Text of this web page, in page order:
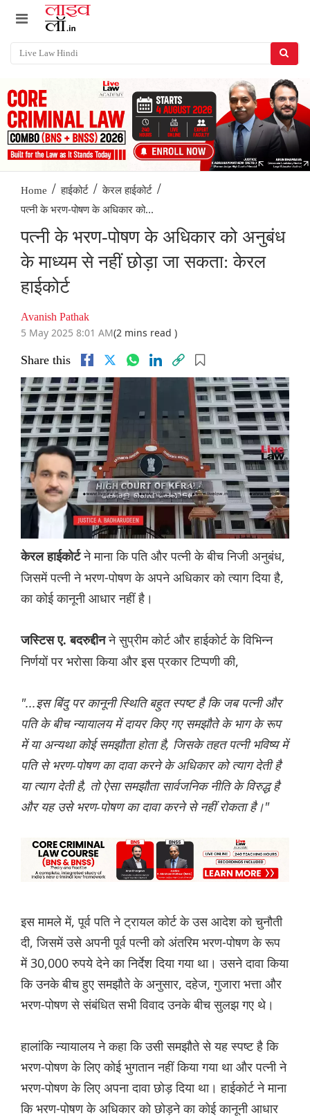
Home / हाईकोर्ट / केरल हाईकोर्ट /
पत्नी के भरण-पोषण के अधिकार को...
पत्नी के भरण-पोषण के अधिकार को अनुबंध
के माध्यम से नहीं छोड़ा जा सकता: केरल
हाईकोर्ट
Avanish Pathak
5 May 2025 8:01 AM(2 mins read )
Share this
केरल हाईकोर्टने माना कि पति और पत्नी के बीच निजी अनुबंध,
जिसमें पत्नी ने भरण-पोषण के अपने अधिकार को त्याग दिया है,
का कोई कानूनी आधार नहीं है।
जस्टिस ए. बदरुद्दीनने सुप्रीम कोर्ट और हाईकोर्ट के विभिन्न
निर्णयों पर भरोसा किया और इस प्रकार टिप्पणी की,
"...इस बिंदु पर कानूनी स्थिति बहुत स्पष्ट है कि जब पत्नी और
पति के बीच न्यायालय में दायर किए गए समझौते के भाग के रूप
में या अन्यथा कोई समझौता होता है, जिसके तहत पत्नी भविष्य में
पति से भरण-पोषण का दावा करने के अधिकार को त्याग देती है
या त्याग देती है, तो ऐसा समझौता सार्वजनिक नीति के विरुद्ध है
और यह उसे भरण-पोषण का दावा करने से नहीं रोकता है।"
इस मामले में, पूर्व पति ने ट्रायल कोर्ट के उस आदेश को चुनौती
दी, जिसमें उसे अपनी पूर्व पत्नी को अंतरिम भरण-पोषण के रूप
में 30,000 रुपये देने का निर्देश दिया गया था। उसने दावा किया
कि उनके बीच हुए समझौते के अनुसार, दहेज, गुजारा भत्ता और
भरण-पोषण से संबंधित सभी विवाद उनके बीच सुलझ गए थे।
हालांकि न्यायालय ने कहा कि उसी समझौते से यह स्पष्ट है कि
भरण-पोषण के लिए कोई भुगतान नहीं किया गया था और पत्नी ने
भरण-पोषण के लिए अपना दावा छोड़ दिया था। हाईकोर्ट ने माना
कि भरण-पोषण के अधिकार को छोड़ने का कोई कानूनी आधार